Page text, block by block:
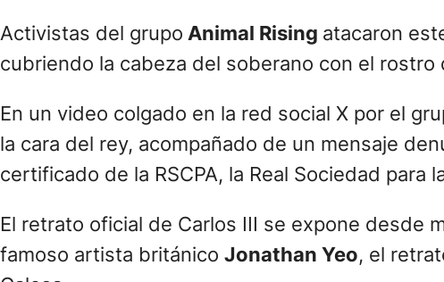
Activistas del grupo Animal Rising atacaron
cubriendo la cabeza del soberano con el
En un video colgado en la red social X por el
la cara del rey, acompañado de un mensaje
certificado de la RSCPA, la Real Sociedad
El retrato oficial de Carlos III se expone desde
famoso artista británico Jonathan Yeo, el